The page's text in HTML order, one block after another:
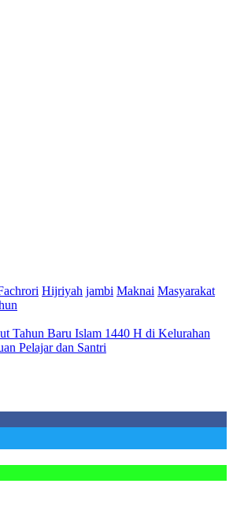
Hijriyah jambi Maknai Masyarakat
Tahun Baru Islam 1440 H di Kelurahan
Pelajar dan Santri